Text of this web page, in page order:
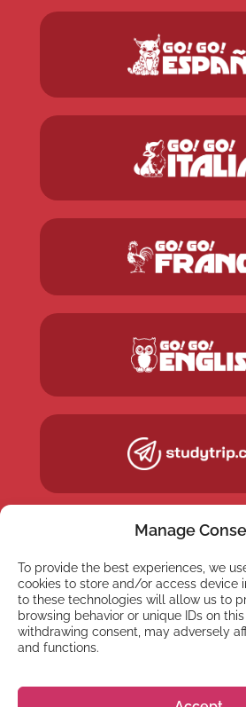
Manage
To provide the best experiences, we
cookies to store and/or access device
to these technologies will allow us to
browsing behavior or unique IDs on
withdrawing consent, may adversely
and functions.
NEWSLETTER